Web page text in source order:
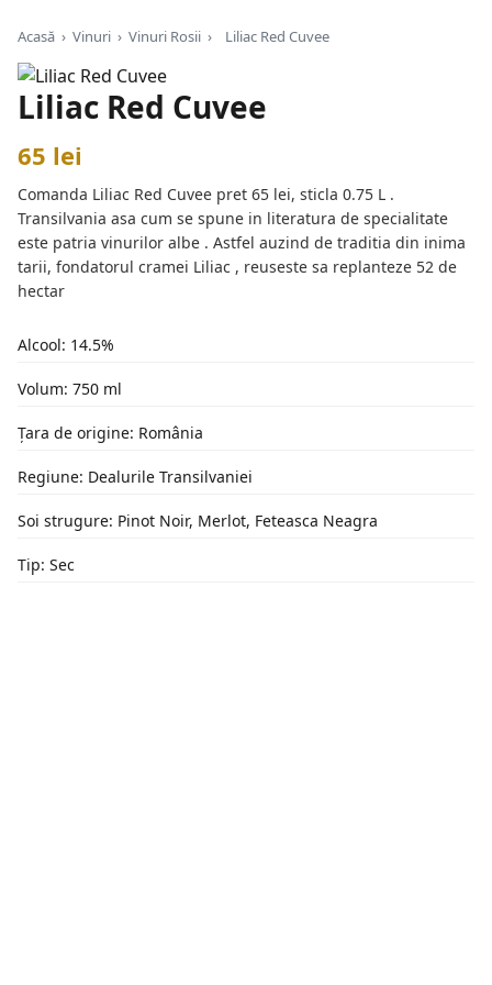
Acasă › Vinuri › Vinuri Rosii › Liliac Red Cuvee
Liliac Red Cuvee
65 lei
Comanda Liliac Red Cuvee pret 65 lei, sticla 0.75 L .
Transilvania asa cum se spune in literatura de specialitate
este patria vinurilor albe . Astfel auzind de traditia din inima
tarii, fondatorul cramei Liliac , reuseste sa replanteze 52 de
hectar
Alcool: 14.5%
Volum: 750 ml
Țara de origine: România
Regiune: Dealurile Transilvaniei
Soi strugure: Pinot Noir, Merlot, Feteasca Neagra
Tip: Sec